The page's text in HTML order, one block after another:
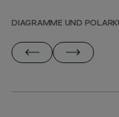
DIAGRAMME UND